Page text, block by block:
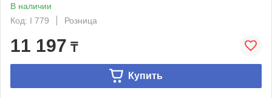
В наличии
Код: I 779
Розница
11 197 ₸
Купить